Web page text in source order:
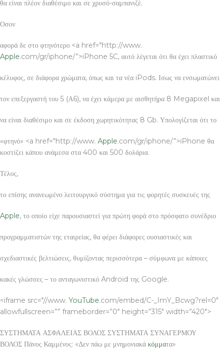
θα είναι πλέον διαθέσιμο και σε χρυσό-σαμπανιζέ.
Οσον
αφορά δε στο φτηνότερο <a href="http://www.
Apple.com/gr/iphone/”>iPhone 5C, αυτό λέγεται ότι θα έχει πλαστικό
κέλυφος, σε διάφορα χρώματα, όπως και τα νέα iPods. Ισως να ενσωματώνει
τον επεξεργαστή του 5 (Α6), να έχει κάμερα με αισθητήρα 8 Megapixel και
να είναι διαθέσιμο και σε έκδοση χωρητικότητας 8 Gb. Υπολογίζεται ότι το
«φτηνό» <a href="http://www. Apple.com/gr/iphone/”>iPhone θα
κοστίζει κάπου ανάμεσα στα 400 και 500 δολάρια.
Τέλος,
το επίσης ανανεωμένο λειτουργικό σύστημα για τις φορητές συσκευές της
Apple, το οποίο είχε παρουσιαστεί για πρώτη φορά στο πρόσφατο συνέδριο
προγραμματιστών της εταιρείας, θα φέρει διάφορες ουσιαστικές και
σχεδιαστικές βελτιώσεις, θυμίζοντας περισσότερα – σύμφωνα με κάποιες
κακές γλώσσες – το ανταγωνιστικό Android της Google.
<iframe src="//www. YouTube.com/embed/C-_ImY_Bcwg?rel=0″
allowfullscreen=”” frameborder=”0″ height=”315″ width=”420″>
ΣΥΣΤΗΜΑΤΑ ΑΣΦΑΛΕΙΑΣ ΒΟΛΟΣ ΣΥΣΤΗΜΑΤΑ ΣΥΝΑΓΕΡΜΟΥ
ΒΟΛΟΣ Πάνος Καμμένος: «Δεν πάω με μνημονιακά κόμματα»